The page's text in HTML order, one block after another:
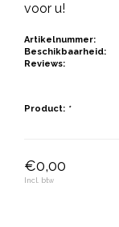
voor u!
Artikelnummer:
Beschikbaarheid:
Reviews:
Product: *
€0,00
Incl. btw